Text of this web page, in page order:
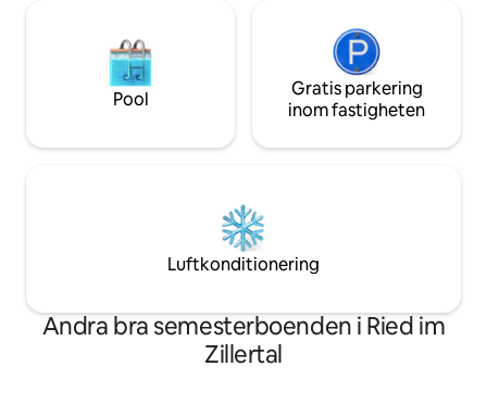
Pool
Gratis parkering
inom fastigheten
Luftkonditionering
Andra bra semesterboenden i Ried im
Zillertal